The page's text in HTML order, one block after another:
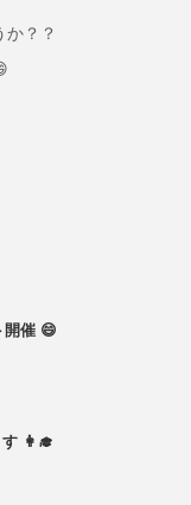
か？？
開催 😄
👩‍🎓